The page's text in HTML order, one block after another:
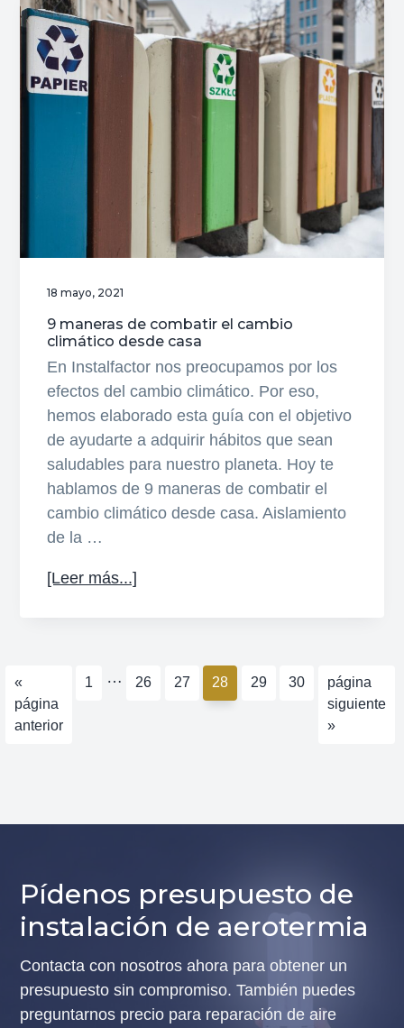
qué
es,
para
sirve
todas
ventajas
18 mayo, 2021
9 maneras de combatir el cambio
climático desde casa
En Instalfactor nos preocupamos por los
efectos del cambio climático. Por eso,
hemos elaborado esta guía con el objetivo
de ayudarte a adquirir hábitos que sean
saludables para nuestro planeta. Hoy te
hablamos de 9 maneras de combatir el
cambio climático desde casa. Aislamiento
de la …
[Leer más...]
de
casa
«Ir
a
la
página
anterior
Página
1
Páginas
… Página
26 Página
27 Página
28 Página
29 Página
30
Ir
a
la
página
siguiente
»
Pídenos presupuesto de
instalación de aerotermia
Contacta con nosotros ahora para obtener un
presupuesto sin compromiso. También puedes
preguntarnos precio para reparación de aire